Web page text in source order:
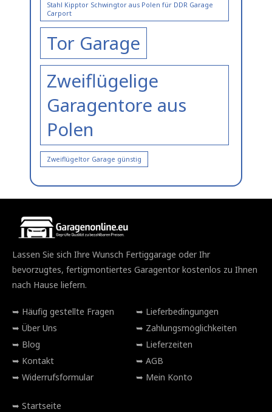
Stahl Kipptor Schwingtor aus Polen für DDR Garage
Carport
Tor Garage
Zweiflügelige
Garagentore aus
Polen
Zweiflügeltor Garage günstig
Lassen Sie sich Ihre Wunsch Fertiggarage oder Ihr
bevorzugtes, fertigmontiertes Garagentor kostenlos zu Ihnen
nach Hause liefern.
Häufig gestellte Fragen
Über Uns
Blog
Kontakt
Widerrufsformular
Lieferbedingungen
Zahlungsmöglichkeiten
Lieferzeiten
AGB
Mein Konto
Startseite